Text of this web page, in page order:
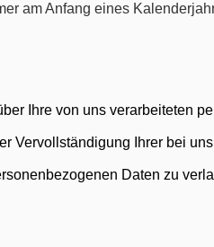
am Anfang eines
Ihre von uns verarbeiteten
Vervollständigung Ihrer bei
Daten zu